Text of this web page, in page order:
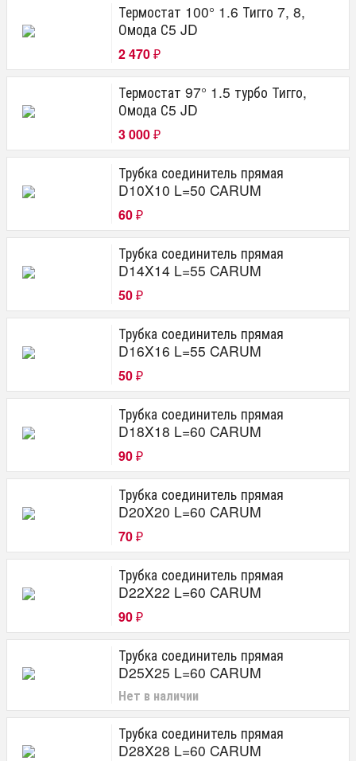
Термостат 100° 1.6 Тигго 7, 8,
Омода С5 JD
2 470 ₽
Термостат 97° 1.5 турбо Тигго,
Омода С5 JD
3 000 ₽
Трубка соединитель прямая
D10X10 L=50 CARUM
60 ₽
Трубка соединитель прямая
D14X14 L=55 CARUM
50 ₽
Трубка соединитель прямая
D16X16 L=55 CARUM
50 ₽
Трубка соединитель прямая
D18X18 L=60 CARUM
90 ₽
Трубка соединитель прямая
D20X20 L=60 CARUM
70 ₽
Трубка соединитель прямая
D22X22 L=60 CARUM
90 ₽
Трубка соединитель прямая
D25X25 L=60 CARUM
Нет в наличии
Трубка соединитель прямая
D28X28 L=60 CARUM